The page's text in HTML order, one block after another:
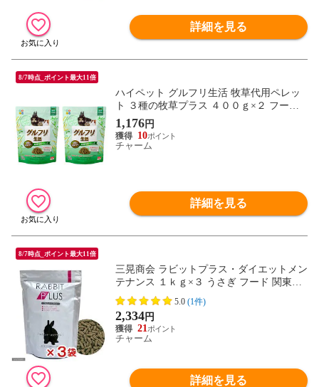
詳細を見る
8/7時点_ポイント最大11倍
ハイペット グルフリ生活 牧草代用ペレッ
ト ３種の牧草プラス ４００ｇ×２ フード
うさぎ デグー モルモット 関東当日便
1,176円
10
チャーム
詳細を見る
8/7時点_ポイント最大11倍
三晃商会 ラビットプラス・ダイエットメン
テナンス １ｋｇ×３ うさぎ フード 関東当
日便
5.0 (1件)
2,334円
21
チャーム
詳細を見る